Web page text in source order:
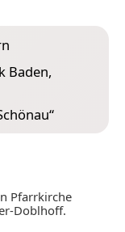
Baden,
“
Pfarrkirche
Doblhoff.